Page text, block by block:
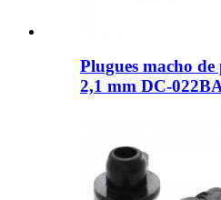
Plugues macho
2,1 mm DC-